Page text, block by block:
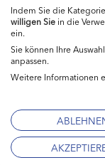
Indem Sie die
willigenSie in die
ein.
Sie können Ihre
anpassen.
Weitere Informationen